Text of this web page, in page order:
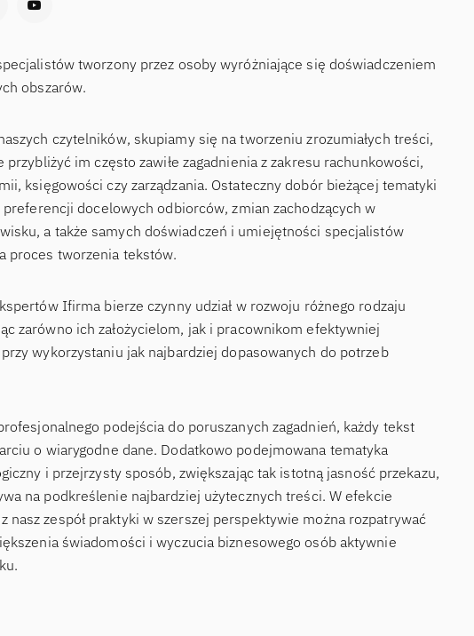
tworzony przez osoby wyróżniające się doświadczeniem
obszarów.
czytelników, skupiamy się na tworzeniu zrozumiałych treści,
przybliżyć im często zawiłe zagadnienia z zakresu rachunkowości,
księgowości czy zarządzania. Ostateczny dobór bieżącej tematyki
docelowych odbiorców, zmian zachodzących w
a także samych doświadczeń i umiejętności specjalistów
proces tworzenia tekstów.
Ifirma bierze czynny udział w rozwoju różnego rodzaju
zarówno ich założycielom, jak i pracownikom efektywniej
wykorzystaniu jak najbardziej dopasowanych do potrzeb
podejścia do poruszanych zagadnień, każdy tekst
o wiarygodne dane. Dodatkowo podejmowana tematyka
i przejrzysty sposób, zwiększając tak istotną jasność przekazu,
na podkreślenie najbardziej użytecznych treści. W efekcie
nasz zespół praktyki w szerszej perspektywie można rozpatrywać
świadomości i wyczucia biznesowego osób aktywnie